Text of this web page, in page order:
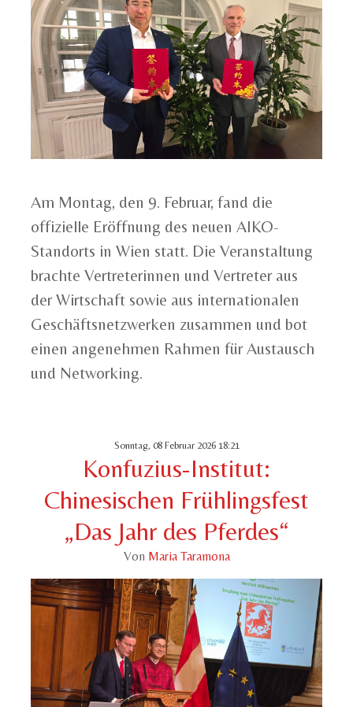
Am Montag, den 9. Februar, fand die
offizielle Eröffnung des neuen AIKO-
Standorts in Wien statt. Die Veranstaltung
brachte Vertreterinnen und Vertreter aus
der Wirtschaft sowie aus internationalen
Geschäftsnetzwerken zusammen und bot
einen angenehmen Rahmen für Austausch
und Networking.
Sonntag, 08 Februar 2026 18:21
Konfuzius-Institut:
Chinesischen Frühlingsfest
„Das Jahr des Pferdes“
Von Maria Taramona